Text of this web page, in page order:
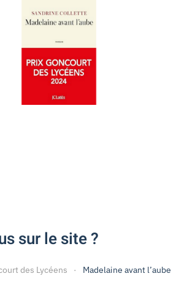
sur le site ?
des Lycéens Madelaine avant l’aube